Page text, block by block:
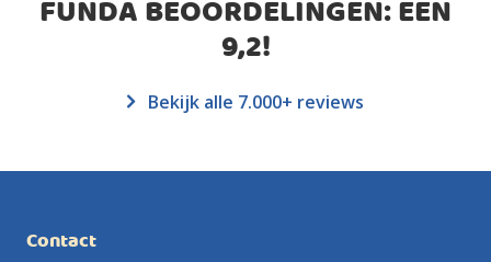
FUNDA BEOORDELINGEN: EEN
9,2!
Bekijk alle 7.000+ reviews
Contact